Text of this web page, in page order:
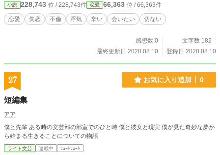
小説 228,743 位 / 228,743件 恋愛 66,363 位 / 66,363件
恋愛 失恋 不倫 浮気 辛い 会いたい 切ない
感想数 0
文字数 182
最終更新日 2020.08.10
登録日 2020.08.10
27 お気に入り追加 0
短編集
アア
僕と先輩 ある時の文芸部の部室でのひと時 僕と彼女と現実 僕が見た奇妙な夢か
ら始まる生きることについての物語
ライト文芸 連載中 ｼｮｰﾄｼｮｰﾄ